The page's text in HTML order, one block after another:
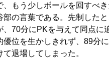
、もう少しボールを回すべ
部の言葉である。先制した
、70分にPKを与えて同点に
優位を生かしきれず、89分
退場してしまった。